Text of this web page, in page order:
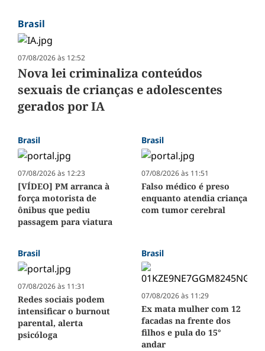
Brasil
07/08/2026 às 12:52
Nova lei criminaliza conteúdos
sexuais de crianças e adolescentes
gerados por IA
Brasil
07/08/2026 às 12:23
[VÍDEO] PM arranca à
força motorista de
ônibus que pediu
passagem para viatura
Brasil
07/08/2026 às 11:51
Falso médico é preso
enquanto atendia criança
com tumor cerebral
Brasil
07/08/2026 às 11:31
Redes sociais podem
intensificar o burnout
parental, alerta
psicóloga
Brasil
07/08/2026 às 11:29
Ex mata mulher com 12
facadas na frente dos
filhos e pula do 15°
andar